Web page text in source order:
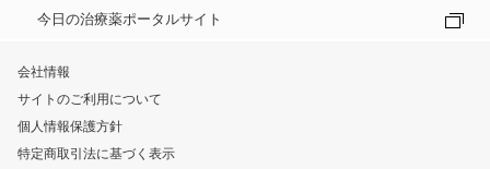
今日の治療薬ポータルサイト
会社情報
サイトのご利用について
個人情報保護方針
特定商取引法に基づく表示